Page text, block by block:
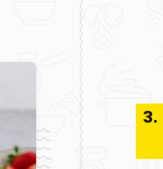
3.